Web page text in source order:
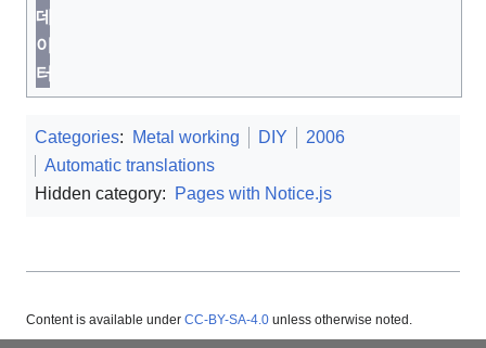
데
이
터
Categories: Metal working DIY
2006
Automatic translations
Hidden category:
Pages with Notice.js
Content is available under CC-BY-SA-4.0 unless otherwise noted.